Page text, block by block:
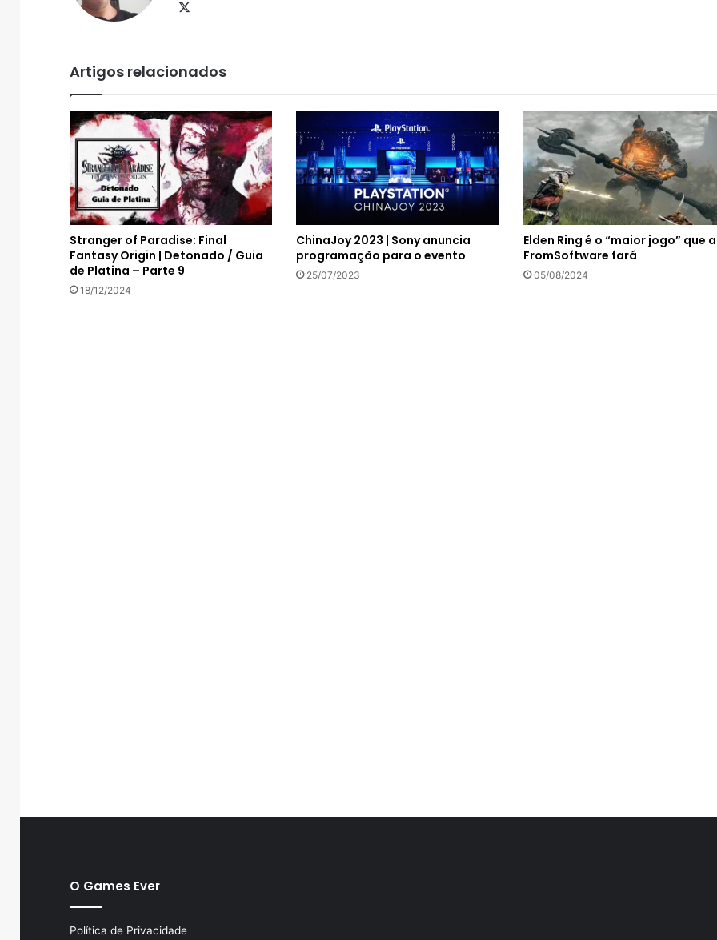
Artigos relacionados
Stranger of Paradise: Final
Fantasy Origin | Detonado / Guia
de Platina – Parte 9
18/12/2024
ChinaJoy 2023 | Sony anuncia
programação para o evento
25/07/2023
Elden Ring é o “maior jogo” que a
FromSoftware fará
05/08/2024
O Games Ever
Política de Privacidade